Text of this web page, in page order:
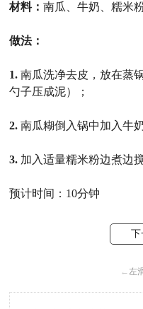
材料：南瓜、牛奶、糯米
做法：
1.南瓜洗净去皮，放在蒸
勺子压成泥）；
2.南瓜糊倒入锅中加入牛
3. 加入适量糯米粉边煮边
预计时间：10分钟
下
←左